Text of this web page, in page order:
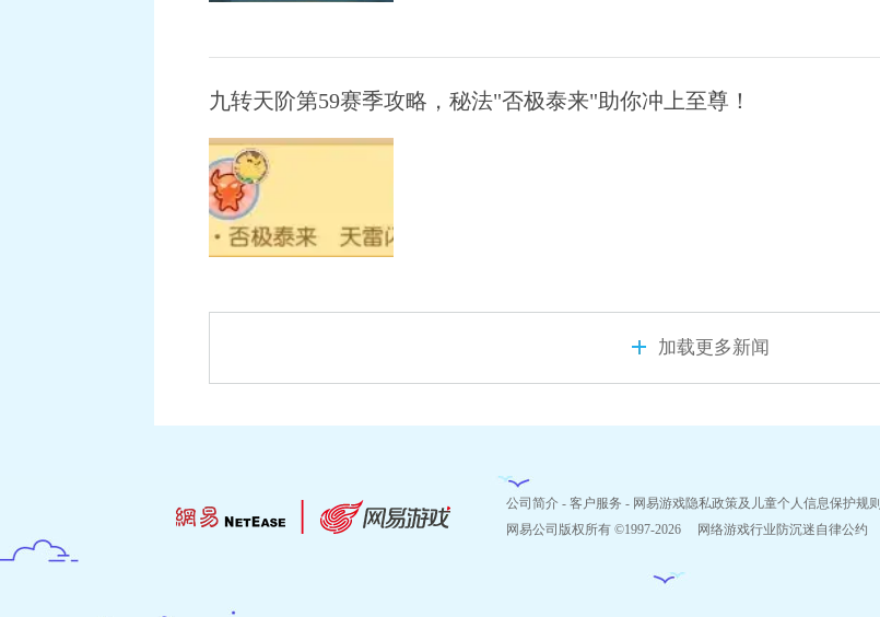
九转天阶第59赛季攻略，秘法"否极泰来"助你冲上至尊！
加载更多新闻
公司简介 - 客户服务 - 网易游戏隐私政策及儿童个人信息保护规则
网易公司版权所有 ©1997-2026
网络游戏行业防沉迷自律公约